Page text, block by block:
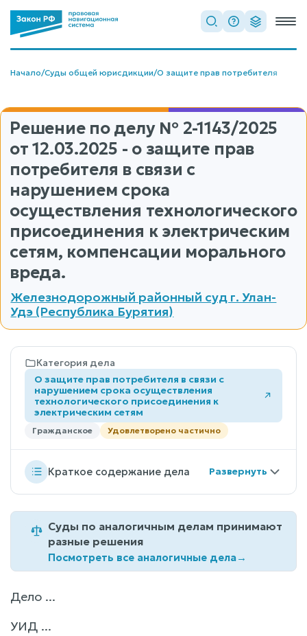
Начало/Суды общей юрисдикции/О защите прав потребителя
Решение по делу № 2-1143/2025
от 12.03.2025 - о защите прав
потребителя в связи с
нарушением срока
осуществления технологического
присоединения к электрическим
сетям, компенсации морального
вреда.
Железнодорожный районный суд г. Улан-
Удэ (Республика Бурятия)
Категория дела
О защите прав потребителя в связи с
нарушением срока осуществления
технологического присоединения к
электрическим сетям
Гражданское Удовлетворено частично
Краткое содержание дела
Суды по аналогичным делам принимают
разные решения
Посмотреть все аналогичные дела→
Дело ...
УИД ...